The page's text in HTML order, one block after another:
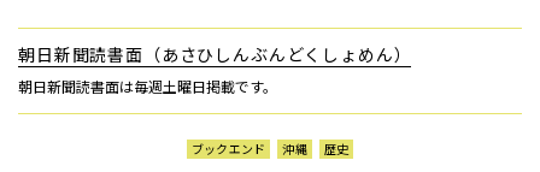
朝日新聞読書面（あさひしんぶんどくしょめん）
朝日新聞読書面は毎週土曜日掲載です。
ブックエンド 沖縄 歴史